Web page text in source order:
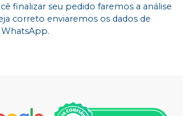
finalizar seu pedido faremos a análise
correto enviaremos os dados de